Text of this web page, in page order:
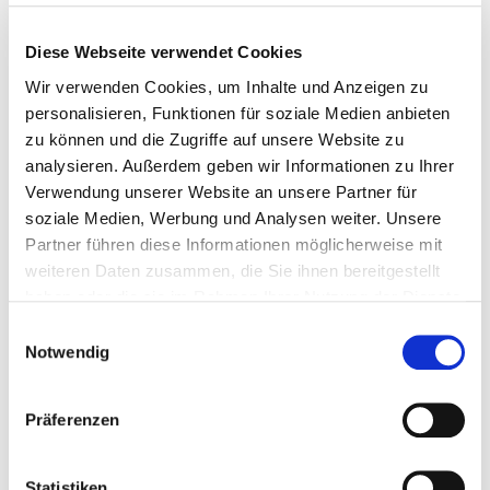
Diese Webseite verwendet Cookies
Wir verwenden Cookies, um Inhalte und Anzeigen zu
personalisieren, Funktionen für soziale Medien anbieten
zu können und die Zugriffe auf unsere Website zu
analysieren. Außerdem geben wir Informationen zu Ihrer
Verwendung unserer Website an unsere Partner für
soziale Medien, Werbung und Analysen weiter. Unsere
Partner führen diese Informationen möglicherweise mit
weiteren Daten zusammen, die Sie ihnen bereitgestellt
Notwendig
Präferenzen
4.3.-24.6. –Norway Contemporary– Ausstellung im
Museum der Westküste, Föhr
4.3.-24.6. –Northern Norway, der Fotograf Kåre
Kivijärvi (1938–1991), Museum der Westküste, Föhr
4.3.-2.9. –Faszination Norwegen,
Landschaftsmalerei, Museum der Westküste, Föhr
„Das Glück findet sich für mich nirgends, wenn ich
Edvard Grieg (1843-1907), norwegischer Komponist